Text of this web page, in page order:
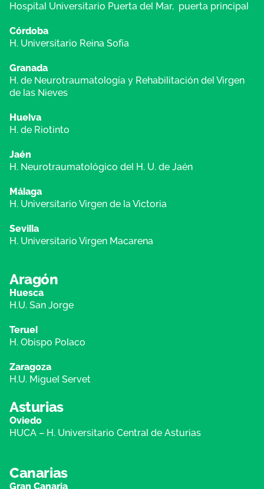
Hospital Universitario Puerta del Mar, puerta principal
Córdoba
H. Universitario Reina Sofía
Granada
H. de Neurotraumatología y Rehabilitación del Virgen
de las Nieves
Huelva
H. de Riotinto
Jaén
H. Neurotraumatológico del H. U. de Jaén
Málaga
H. Universitario Virgen de la Victoria
Sevilla
H. Universitario Virgen Macarena
Aragón
Huesca
H.U. San Jorge
Teruel
H. Obispo Polaco
Zaragoza
H.U. Miguel Servet
Asturias
Oviedo
HUCA – H. Universitario Central de Asturias
Canarias
Gran Canaria